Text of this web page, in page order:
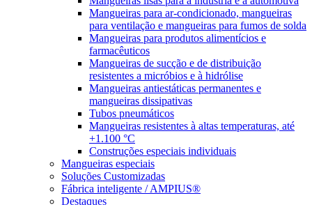
Mangueiras para ar-condicionado, mangueiras
para ventilação e mangueiras para fumos de solda
Mangueiras para produtos alimentícios e
farmacêuticos
Mangueiras de sucção e de distribuição
resistentes a micróbios e à hidrólise
Mangueiras antiestáticas permanentes e
mangueiras dissipativas
Tubos pneumáticos
Mangueiras resistentes à altas temperaturas, até
+1.100 °C
Construções especiais individuais
Mangueiras especiais
Soluções Customizadas
Fábrica inteligente / AMPIUS®
Destaques